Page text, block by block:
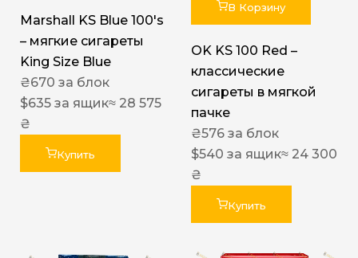
Marshall KS Blue 100's
– мягкие сигареты
King Size Blue
₴670 за блок
$635 за ящик≈ 28 575
₴
Купить
В Корзину
OK KS 100 Red –
классические
сигареты в мягкой
пачке
₴576 за блок
$540 за ящик≈ 24 300
₴
Купить